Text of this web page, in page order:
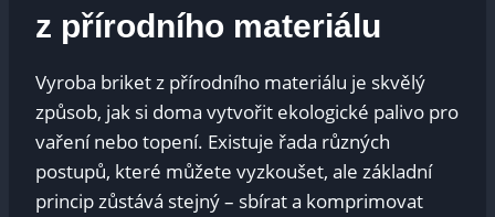
z přírodního materiálu
Vyroba briket z přírodního materiálu je skvělý
způsob, jak si doma vytvořit ekologické palivo pro
vaření nebo topení. Existuje řada různých
postupů, které můžete vyzkoušet, ale základní
princip zůstává stejný – sbírat a komprimovat